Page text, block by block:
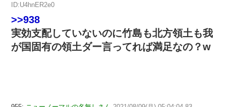
ID:U4hnER2e0
>>938
実効支配していないのに竹島も北方領土も我
が国固有の領土ダー言ってれば満足なの？w